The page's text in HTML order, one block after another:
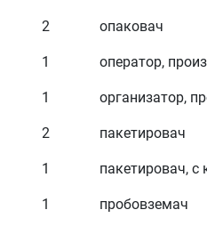
2 опаковач
1 оператор,
1 организатор,
2 пакетировач
1 пакетировач, с
1 пробовземач